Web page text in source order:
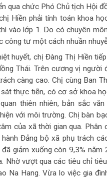
qua chức Phó Chủ tịch Hội
Hiền phải tính toán khoa
vào lớp 1. Do có chuyên
công tư một cách nhuần
huyết, chị Đàng Thị Hiền
Thái. Trên cương vị
càng cao. Chị cùng Ban
thực tiễn, có cơ sở khoa
thiên nhiên, bản sắc
với môi trường. Chị bàn
của xã thời gian qua. Phân
Đảng bộ xã phụ trách
giảm xuống còn 9,3% năm
Nhờ vượt qua các tiêu chỉ
Na Hang. Vừa lo việc gia